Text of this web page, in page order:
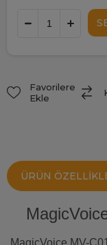
Favorilere
Ekle
ÜRÜN